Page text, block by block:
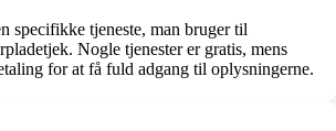
specifikke tjeneste, man bruger til
Nogle tjenester er gratis, mens
for at få fuld adgang til oplysningerne.